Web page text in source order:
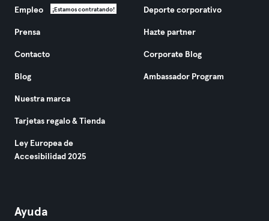
Empleo ¡Estamos contratando!
Prensa
Contacto
Blog
Nuestra marca
Tarjetas regalo & Tienda
Ley Europea de
Accesibilidad 2025
Deporte corporativo
Hazte partner
Corporate Blog
Ambassador Program
Ayuda